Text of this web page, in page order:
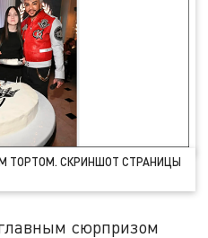
ТОРТОМ. СКРИНШОТ СТРАНИЦЫ
сюрпризом